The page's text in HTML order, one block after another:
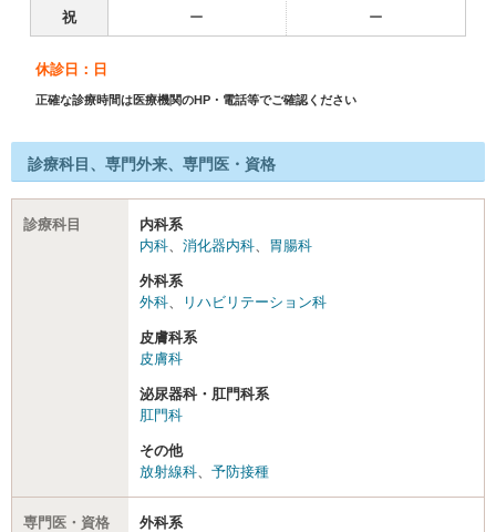
祝 ー ー
休診日：日
正確な診療時間は医療機関のHP・電話等でご確認ください
診療科目、専門外来、専門医・資格
診療科目
内科系
内科、 消化器内科、 胃腸科
外科系
外科、 リハビリテーション科
皮膚科系
皮膚科
泌尿器科・肛門科系
肛門科
その他
放射線科、 予防接種
専門医・資格
外科系